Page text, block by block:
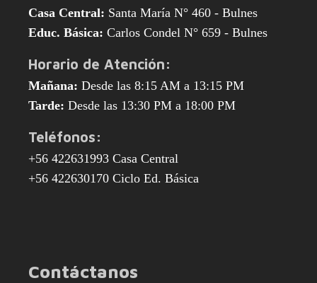
Casa Central: Santa María N° 460 - Bulnes
Educ. Básica: Carlos Condel N° 659 - Bulnes
Horario de Atención:
Mañana: Desde las 8:15 AM a 13:15 PM
Tarde: Desde las 13:30 PM a 18:00 PM
Teléfonos:
+56 422631993 Casa Central
+56 422630170 Ciclo Ed. Básica
Contáctanos